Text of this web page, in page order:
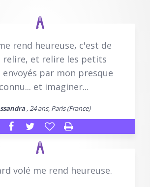
rend heureuse, c'est de
relire, et relire les petits
envoyés par mon presque
et imaginer...
, 24 ans, Paris (France)
volé me rend heureuse.